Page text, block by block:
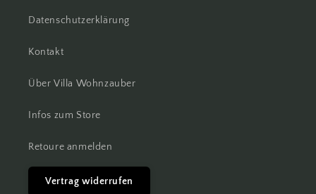
Datenschutzerklärung
Kontakt
Über Villa Wohnzauber
Infos zum Store
Retoure anmelden
Vertrag widerrufen